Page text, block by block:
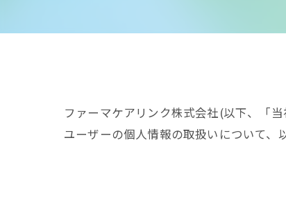
ファーマケアリンク株式会社(以下、「
ユーザーの個人情報の取扱いについて、